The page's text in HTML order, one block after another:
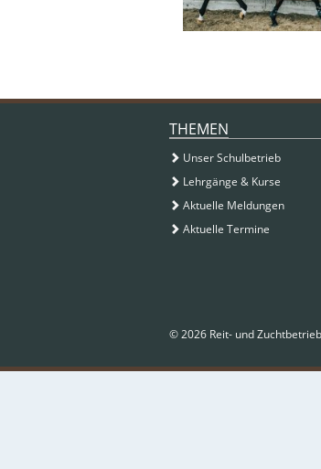
THEMEN
Unser Schulbetrieb
Lehrgänge & Kurse
Aktuelle Meldungen
Aktuelle Termine
© 2026 Reit- und